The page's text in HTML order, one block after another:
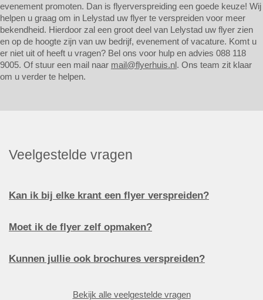
evenement promoten. Dan is flyerverspreiding een goede keuze! Wij
helpen u graag om in Lelystad uw flyer te verspreiden voor meer
bekendheid. Hierdoor zal een groot deel van Lelystad uw flyer zien
en op de hoogte zijn van uw bedrijf, evenement of vacature. Komt u
er niet uit of heeft u vragen? Bel ons voor hulp en advies 088 118
9005. Of stuur een mail naar mail@flyerhuis.nl. Ons team zit klaar
om u verder te helpen.
Veelgestelde vragen
Kan ik bij elke krant een flyer verspreiden?
Moet ik de flyer zelf opmaken?
Kunnen jullie ook brochures verspreiden?
Bekijk alle veelgestelde vragen